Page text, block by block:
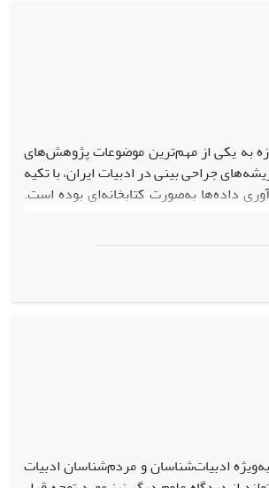
به یکی از مهم‌ترین موضوعات پژوهش‌های
جراحی بینی در ادبیات ایران، با تکیه
داده‌ها به‌صورت کتابخانه‌ای بوده است.
به‌عنوان نمونه‌ای ارزنده از جامعه ادبی
ادبیات‌شناسان و مردم‌شناسان ادبیات